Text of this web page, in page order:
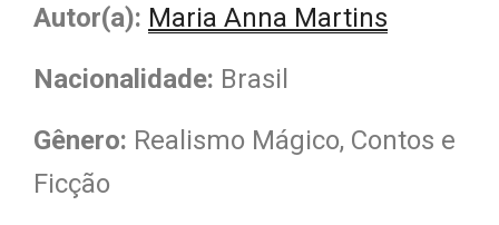
Autor(a): Maria Anna Martins
Nacionalidade: Brasil
Gênero: Realismo Mágico, Contos e
Ficção